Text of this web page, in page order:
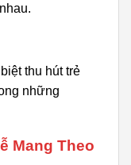
thu hút trẻ
những
Mang Theo